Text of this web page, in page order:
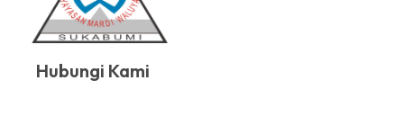
Hubungi Kami